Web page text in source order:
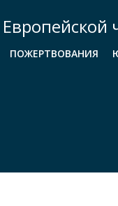
ПОЖЕРТВОВАНИЯ